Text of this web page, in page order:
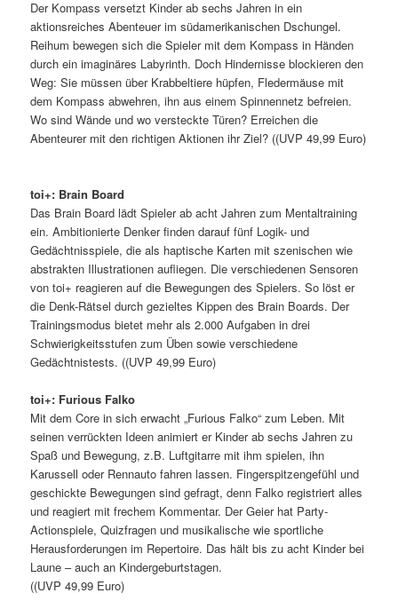
Der Kompass versetzt Kinder ab sechs Jahren in ein
aktionsreiches Abenteuer im südamerikanischen Dschungel.
Reihum bewegen sich die Spieler mit dem Kompass in Händen
durch ein imaginäres Labyrinth. Doch Hindernisse blockieren den
Weg: Sie müssen über Krabbeltiere hüpfen, Fledermäuse mit
dem Kompass abwehren, ihn aus einem Spinnennetz befreien.
Wo sind Wände und wo versteckte Türen? Erreichen die
Abenteurer mit den richtigen Aktionen ihr Ziel? ((UVP 49,99 Euro)
toi+: Brain Board
Das Brain Board lädt Spieler ab acht Jahren zum Mentaltraining
ein. Ambitionierte Denker finden darauf fünf Logik- und
Gedächtnisspiele, die als haptische Karten mit szenischen wie
abstrakten Illustrationen aufliegen. Die verschiedenen Sensoren
von toi+ reagieren auf die Bewegungen des Spielers. So löst er
die Denk-Rätsel durch gezieltes Kippen des Brain Boards. Der
Trainingsmodus bietet mehr als 2.000 Aufgaben in drei
Schwierigkeitsstufen zum Üben sowie verschiedene
Gedächtnistests. ((UVP 49,99 Euro)
toi+: Furious Falko
Mit dem Core in sich erwacht „Furious Falko“ zum Leben. Mit
seinen verrückten Ideen animiert er Kinder ab sechs Jahren zu
Spaß und Bewegung, z.B. Luftgitarre mit ihm spielen, ihn
Karussell oder Rennauto fahren lassen. Fingerspitzengefühl und
geschickte Bewegungen sind gefragt, denn Falko registriert alles
und reagiert mit frechem Kommentar. Der Geier hat Party-
Actionspiele, Quizfragen und musikalische wie sportliche
Herausforderungen im Repertoire. Das hält bis zu acht Kinder bei
Laune – auch an Kindergeburtstagen.
((UVP 49,99 Euro)